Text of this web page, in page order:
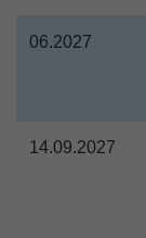
06.2027
14.09.2027